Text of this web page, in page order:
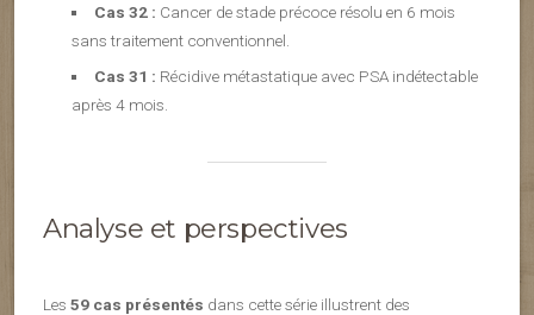
Cas 32 : Cancer de stade précoce résolu en 6 mois
sans traitement conventionnel.
Cas 31 : Récidive métastatique avec PSA indétectable
après 4 mois.
Analyse et perspectives
Les 59 cas présentés dans cette série illustrent des